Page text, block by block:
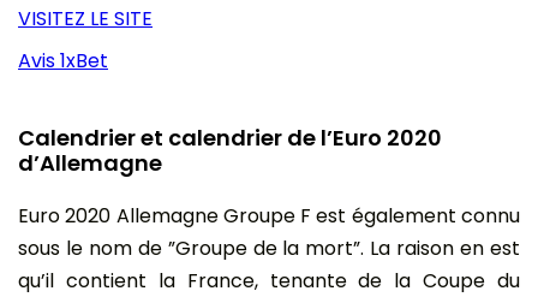
VISITEZ LE SITE
Avis 1xBet
Calendrier et calendrier de l’Euro 2020
d’Allemagne
Euro 2020 Allemagne Groupe F est également connu
sous le nom de ”Groupe de la mort”. La raison en est
qu’il contient la France, tenante de la Coupe du